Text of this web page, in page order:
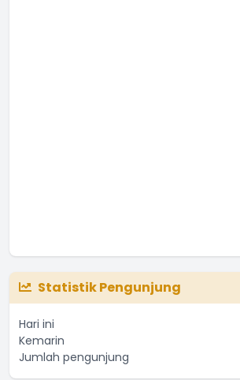
Statistik Pengunjung
Hari ini
Kemarin
Jumlah pengunjung